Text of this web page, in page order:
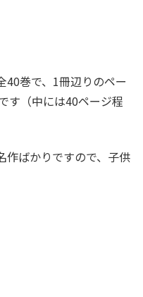
40巻で、1冊辺りのペー
す（中には40ページ程
作ばかりですので、子供